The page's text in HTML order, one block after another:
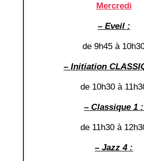
Mercredi
– Eveil :
de 9h45 à
– Initiation
de 10h30 à
– Classique 1 :
de 11h30 à
– Jazz 4 :